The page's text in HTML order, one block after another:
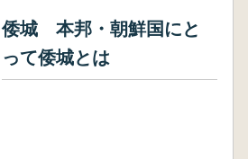
倭城 本邦・朝鮮国にと
って倭城とは